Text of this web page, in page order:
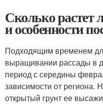
Сколько растет
и особенности
Подходящим временем
выращивании рассады в
период с середины
зависимости от региона.
открытый грунт ее